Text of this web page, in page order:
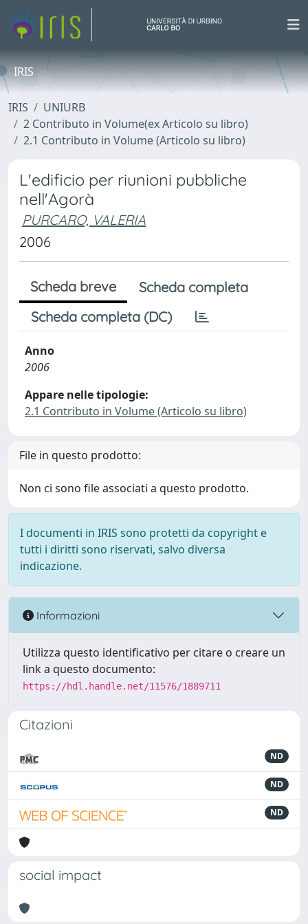
IRIS
IRIS
UNIURB
2 Contributo in Volume(ex Articolo su libro)
2.1 Contributo in Volume (Articolo su libro)
L'edificio per riunioni pubbliche
nell'Agorà
PURCARO, VALERIA
2006
Scheda breve
Scheda completa
Scheda completa (DC)
Anno
2006
Appare nelle tipologie:
2.1 Contributo in Volume (Articolo su libro)
File in questo prodotto:
Non ci sono file associati a questo prodotto.
I documenti in IRIS sono protetti da copyright e
tutti i diritti sono riservati, salvo diversa
indicazione.
Informazioni
Utilizza questo identificativo per citare o creare un
link a questo documento:
https://hdl.handle.net/11576/1889711
Citazioni
ND
ND
ND
social impact